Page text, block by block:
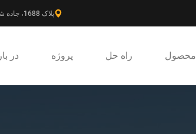
پلاک 1688، جاده شرقی گائوکه، ناحیه جدید پودونگ، شانگهای، چین.
محصول راه حل پروژه در